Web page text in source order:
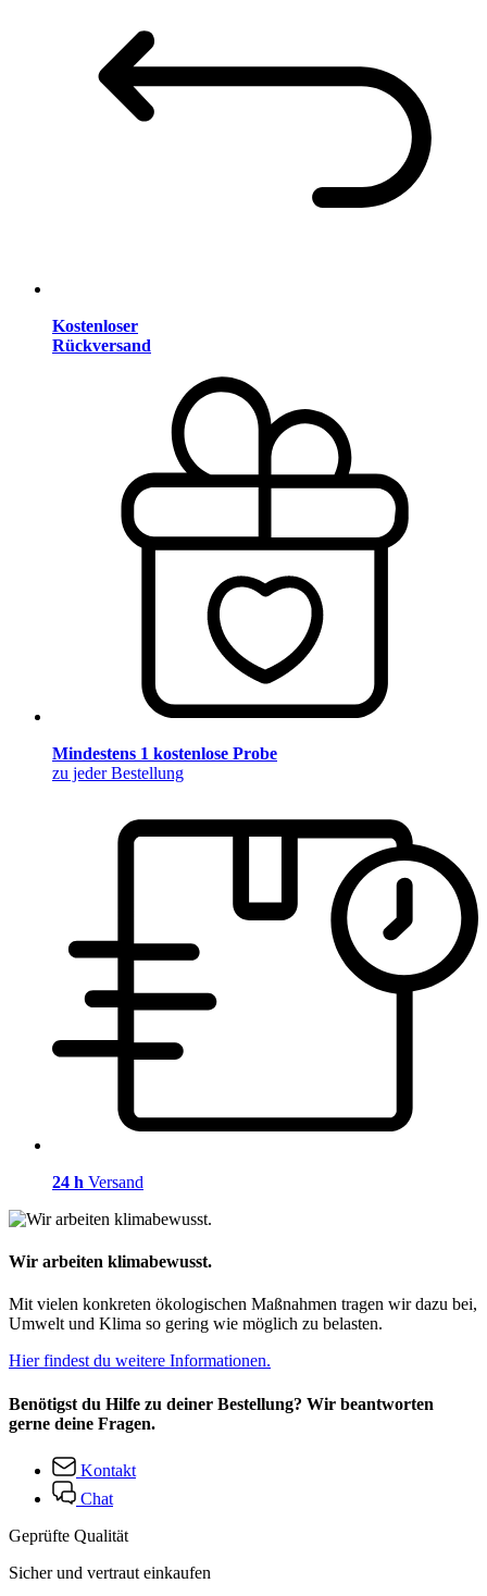
Kostenloser
Rückversand
Mindestens 1 kostenlose Probe
zu jeder Bestellung
24 h Versand
Wir arbeiten klimabewusst.
Mit vielen konkreten ökologischen Maßnahmen tragen wir dazu bei,
Umwelt und Klima so gering wie möglich zu belasten.
Hier findest du weitere Informationen.
Benötigst du Hilfe zu deiner Bestellung? Wir beantworten
gerne deine Fragen.
Kontakt
Chat
Geprüfte Qualität
Sicher und vertraut einkaufen